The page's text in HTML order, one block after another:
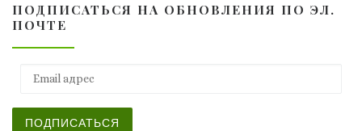
ПОДПИСАТЬСЯ НА ОБНОВЛЕНИЯ ПО ЭЛ.
ПОЧТЕ
ПОДПИСАТЬСЯ